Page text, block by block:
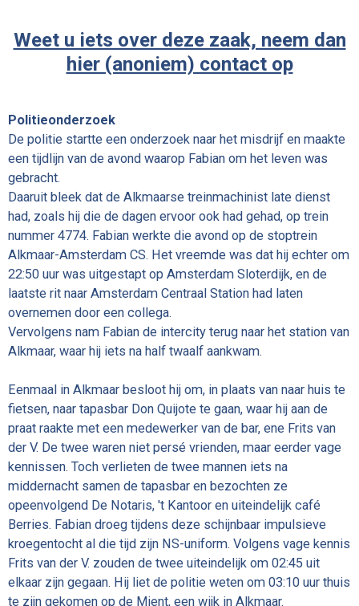
Weet u iets over deze zaak, neem dan
hier (anoniem) contact op
Politieonderzoek
De politie startte een onderzoek naar het misdrijf en maakte
een tijdlijn van de avond waarop Fabian om het leven was
gebracht.
Daaruit bleek dat de Alkmaarse treinmachinist late dienst
had, zoals hij die de dagen ervoor ook had gehad, op trein
nummer 4774. Fabian werkte die avond op de stoptrein
Alkmaar-Amsterdam CS. Het vreemde was dat hij echter om
22:50 uur was uitgestapt op Amsterdam Sloterdijk, en de
laatste rit naar Amsterdam Centraal Station had laten
overnemen door een collega.
Vervolgens nam Fabian de intercity terug naar het station van
Alkmaar, waar hij iets na half twaalf aankwam.
Eenmaal in Alkmaar besloot hij om, in plaats van naar huis te
fietsen, naar tapasbar Don Quijote te gaan, waar hij aan de
praat raakte met een medewerker van de bar, ene Frits van
der V. De twee waren niet persé vrienden, maar eerder vage
kennissen. Toch verlieten de twee mannen iets na
middernacht samen de tapasbar en bezochten ze
opeenvolgend De Notaris, 't Kantoor en uiteindelijk café
Berries. Fabian droeg tijdens deze schijnbaar impulsieve
kroegentocht al die tijd zijn NS-uniform. Volgens vage kennis
Frits van der V. zouden de twee uiteindelijk om 02:45 uit
elkaar zijn gegaan. Hij liet de politie weten om 03:10 uur thuis
te zijn gekomen op de Mient, een wijk in Alkmaar.